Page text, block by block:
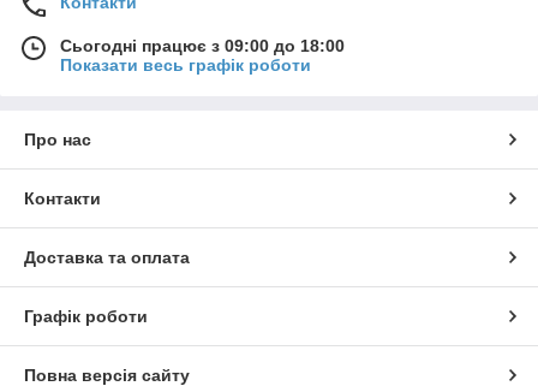
Сьогодні працює з 09:00 до 18:00
Показати весь графік роботи
Про нас
Контакти
Доставка та оплата
Графік роботи
Повна версія сайту